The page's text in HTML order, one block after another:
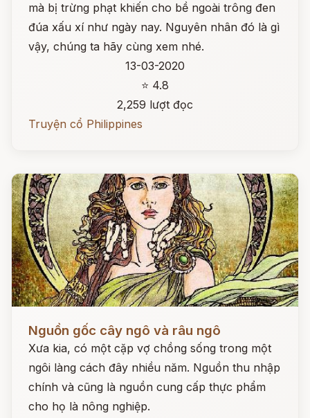
mà bị trừng phạt khiến cho bề ngoài trông đen
đúa xấu xí như ngày nay. Nguyên nhân đó là gì
vậy, chúng ta hãy cùng xem nhé.
13-03-2020
⭐ 4.8
2,259 lượt đọc
Truyện cổ Philippines
Đọc ngay
Nguồn gốc cây ngô và râu ngô
Xưa kia, có một cặp vợ chồng sống trong một
ngôi làng cách đây nhiều năm. Nguồn thu nhập
chính và cũng là nguồn cung cấp thực phẩm
cho họ là nông nghiệp.